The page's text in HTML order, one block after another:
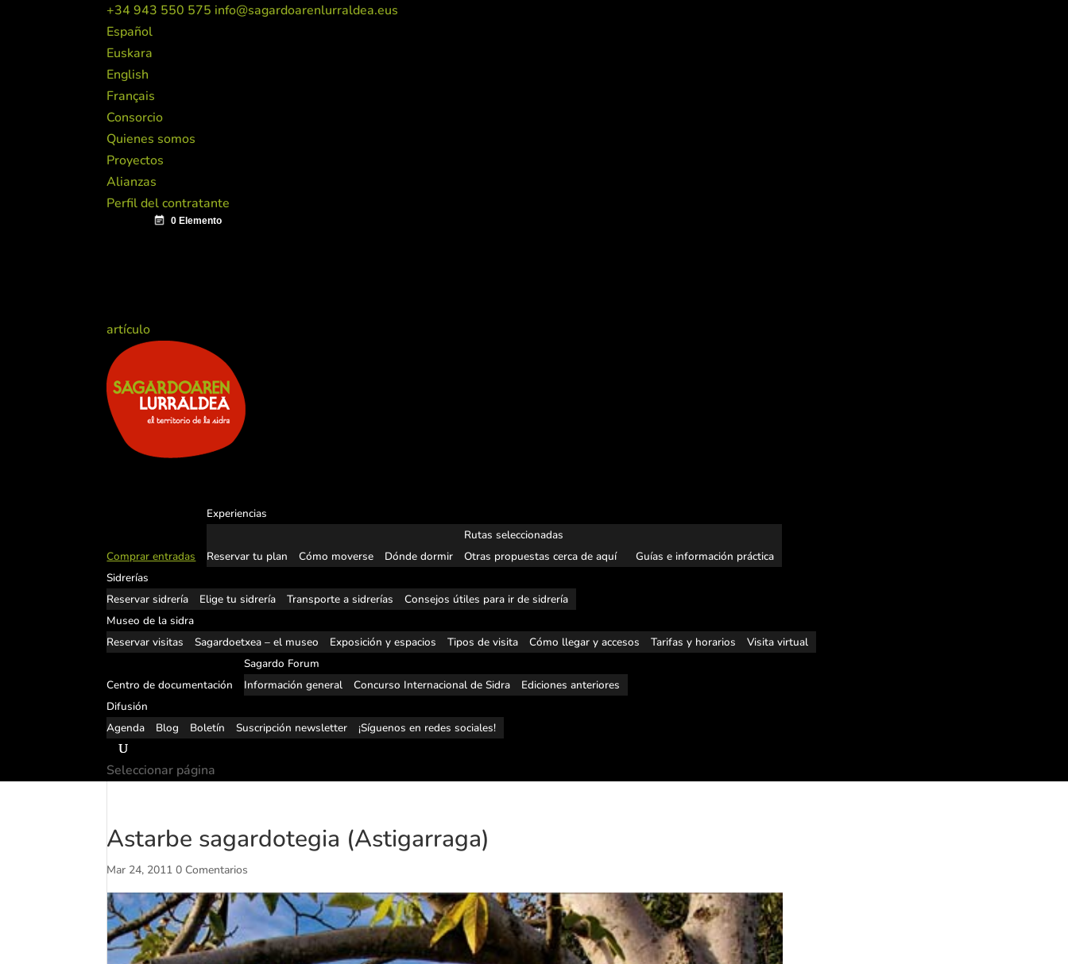
+34 943 550 575 info@sagardoarenlurraldea.eus
Español
Euskara
English
Français
Consorcio
Quienes somos
Proyectos
Alianzas
Perfil del contratante
artículo
Comprar entradas
Experiencias
Reservar tu plan Cómo moverse Dónde dormir
Rutas seleccionadas
Otras propuestas cerca de aquí
Guías e información práctica
Sidrerías
Reservar sidrería
Elige tu sidrería Transporte a sidrerías
Consejos útiles para ir de sidrería
Museo de la sidra
Reservar visitas
Sagardoetxea – el museo Exposición y espacios Tipos de visita Cómo llegar y accesos Tarifas y horarios Visita virtual
Centro de documentación
Sagardo Forum
Información general
Concurso Internacional de Sidra
Ediciones anteriores
Difusión
Agenda
Blog Boletín Suscripción newsletter ¡Síguenos en redes sociales!
Seleccionar página
Astarbe sagardotegia (Astigarraga)
Mar 24, 2011 0 Comentarios